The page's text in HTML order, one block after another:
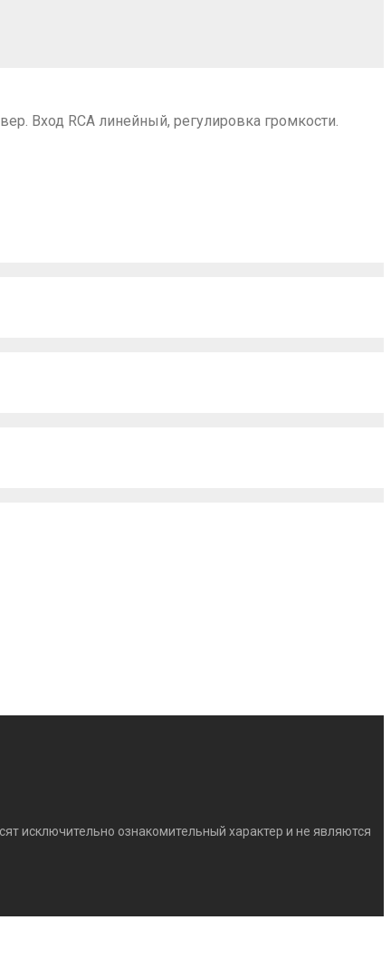
Вход RCA линейный, регулировка громкости.
исключительно ознакомительный характер и не являются